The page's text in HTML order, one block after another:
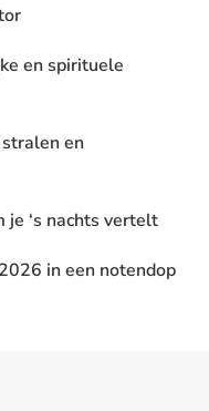
en spirituele
en
‘s nachts vertelt
in een notendop